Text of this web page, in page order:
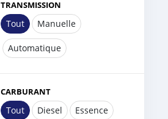
TRANSMISSION
Tout Manuelle
Automatique
CARBURANT
Tout Diesel Essence